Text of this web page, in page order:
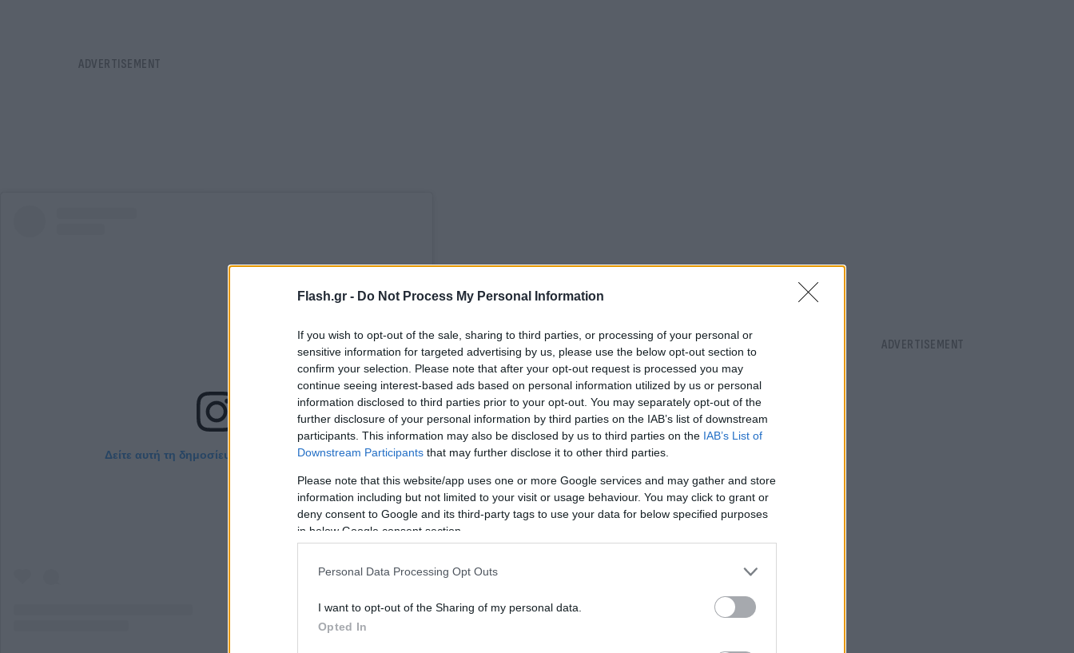
Flash.gr - Do Not Process My Personal Information
If you wish to opt-out of the sale, sharing to third parties, or processing of your personal or
sensitive information for targeted advertising by us, please use the below opt-out section to
confirm your selection. Please note that after your opt-out request is processed you may
continue seeing interest-based ads based on personal information utilized by us or personal
information disclosed to third parties prior to your opt-out. You may separately opt-out of the
further disclosure of your personal information by third parties on the IAB’s list of downstream
participants. This information may also be disclosed by us to third parties on the IAB’s List of
Downstream Participants that may further disclose it to other third parties.
Please note that this website/app uses one or more Google services and may gather and store
information including but not limited to your visit or usage behaviour. You may click to grant or
deny consent to Google and its third-party tags to use your data for below specified purposes
in below Google consent section.
Personal Data Processing Opt Outs
I want to opt-out of the Sharing of my personal data.
Opted In
Δείτε αυτή τη δημοσίευση στο Instagram.